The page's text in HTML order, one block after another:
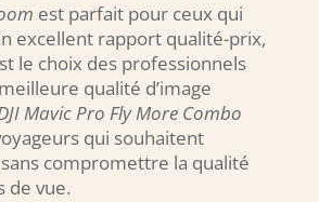
est parfait pour ceux qui
excellent rapport qualité-prix,
le choix des professionnels
qualité d’image
Mavic Pro Fly More Combo
qui souhaitent
compromettre la qualité
de vue.